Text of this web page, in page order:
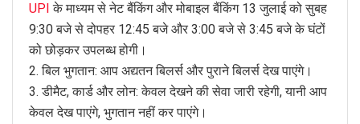
UPI के माध्यम से नेट बैंकिंग और मोबाइल बैंकिंग 13 जुलाई को सुबह
9:30 बजे से दोपहर 12:45 बजे और 3:00 बजे से 3:45 बजे के घंटों
को छोड़कर उपलब्ध होगी।
2. बिल भुगतान: आप अद्यतन बिलर्स और पुराने बिलर्स देख पाएंगे।
3. डीमैट, कार्ड और लोन: केवल देखने की सेवा जारी रहेगी, यानी आप
केवल देख पाएंगे, भुगतान नहीं कर पाएंगे।